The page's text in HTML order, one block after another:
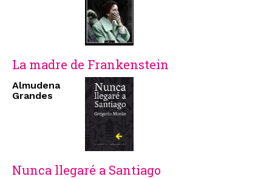
La madre de Frankenstein
Almudena
Grandes
Nunca llegaré a Santiago